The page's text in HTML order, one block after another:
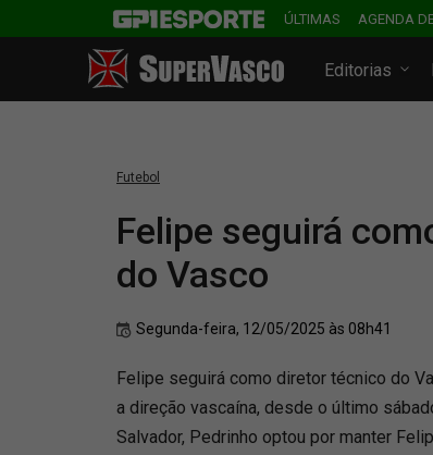
ÚLTIMAS AGENDA
Editorias
Futebol
Felipe seguirá
do Vasco
Segunda-feira, 12/05/2025 às 08h41
Felipe seguirá como diretor técnico do
a direção vascaína, desde o último
Salvador, Pedrinho optou por manter